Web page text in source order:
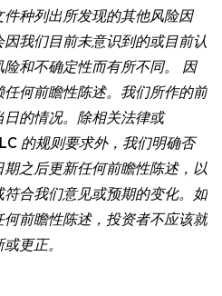
种列出所发现的其他风险因
我们目前未意识到的或目前认
和不确定性而有所不同。 因
何前瞻性陈述。我们所作的前
的情况。除相关法律或
的规则要求外，我们明确否
之后更新任何前瞻性陈述，以
合我们意见或预期的变化。如
前瞻性陈述，投资者不应该就
更正。